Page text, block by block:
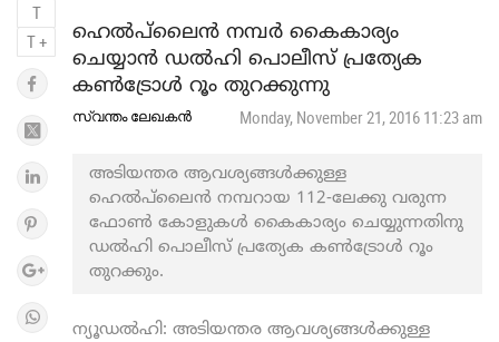
T
T +
ഹെൽപ്‍ലൈൻ നമ്പര്‍ കൈകാര്യം
ചെയ്യാൻ ഡൽഹി പൊലീസ് പ്രത്യേക
കൺട്രോൾ റൂം തുറക്കുന്നു
സ്വന്തം ലേഖകൻ Monday, November 21, 2016 11:23 am
അടിയന്തര ആവശ്യങ്ങൾക്കുള്ള
ഹെൽപ്‍ലൈന്‍ നമ്പറായ 112-ലേക്കു വരുന്ന
ഫോൺ കോളുകൾ കൈകാര്യം ചെയ്യുന്നതിനു
ഡൽഹി പൊലീസ് പ്രത്യേക കൺട്രോൾ റൂം
തുറക്കും.
ന്യൂഡൽഹി: അടിയന്തര ആവശ്യങ്ങൾക്കുള്ള